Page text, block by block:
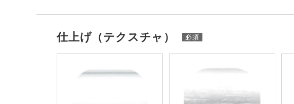
仕上げ（テクスチャ）